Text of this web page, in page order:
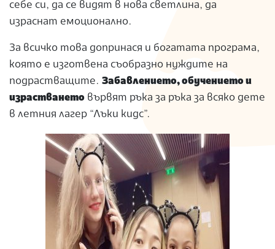
себе си, да се видят в нова светлина, да
израснат емоционално.
За всичко това допринася и богатата програма,
която е изготвена съобразно нуждите на
подрастващите. Забавлението, обучението и
израстването вървят ръка за ръка за всяко дете
в летния лагер “Лъки кидс”.